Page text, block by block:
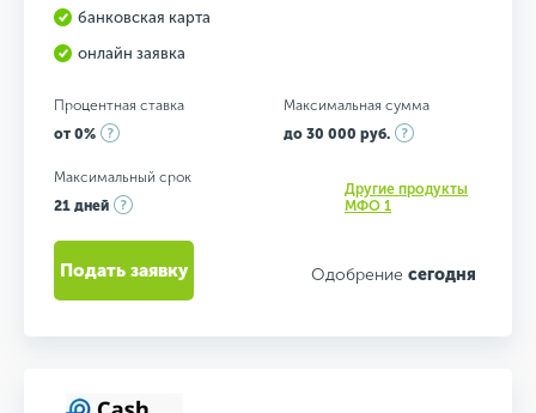
банковская карта
онлайн заявка
Процентная ставка
от 0%
Максимальная сумма
до 30 000 руб.
Максимальный срок
21 дней
Другие продукты
МФО 1
Одобрение сегодня
Подать заявку